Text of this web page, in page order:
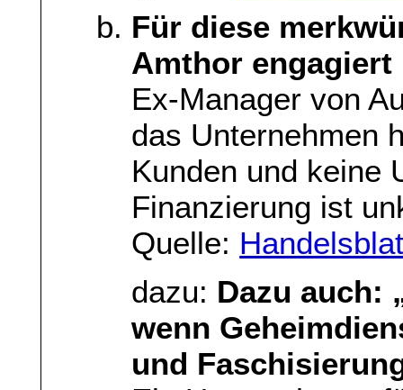
Für diese
Amthor engagiert
Ex-Manager von
das Unternehmen
Kunden und keine
Finanzierung ist
Quelle:
dazu: Dazu auch:
wenn
und